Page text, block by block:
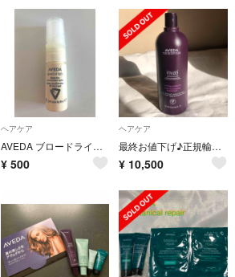
ヘアケア
AVEDA ブロードライ アクセラレータースプレー 10ml
¥ 500
ヘアケア
最終お値下げ♪正規輸入品AVEDA 1Lサイズinvati コンディショナー
¥ 10,500